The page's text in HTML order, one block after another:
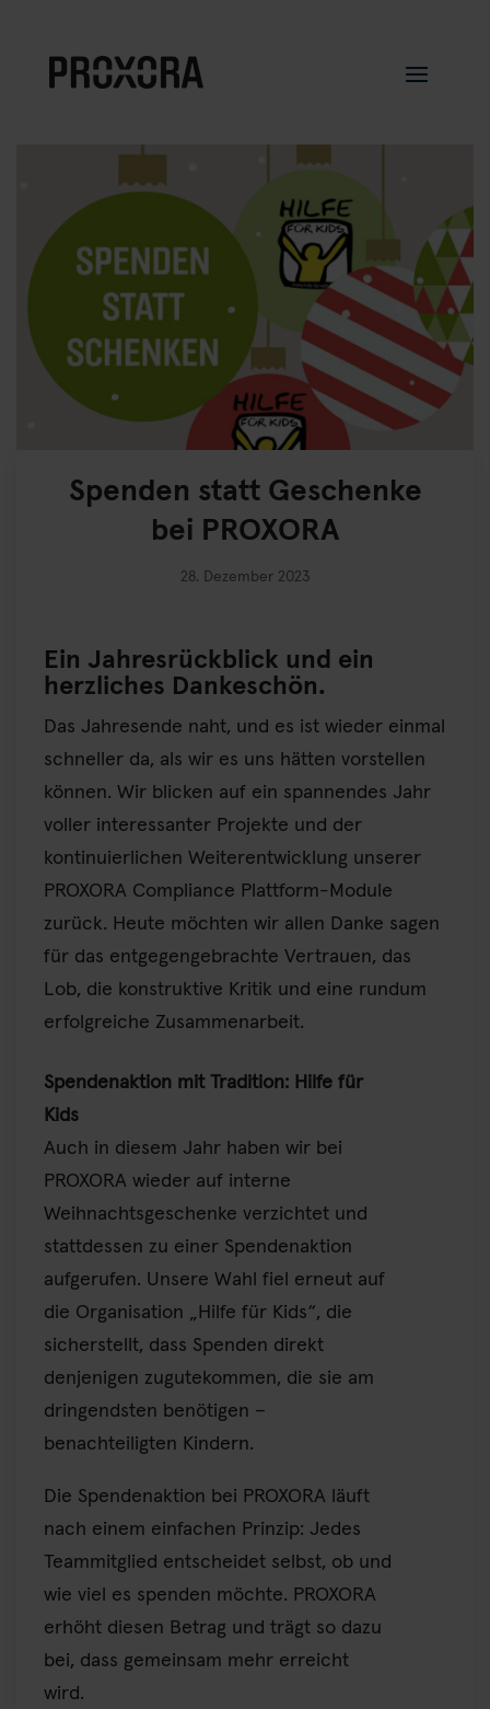
Spenden statt Geschenke
bei PROXORA
28. Dezember 2023
Ein Jahresrückblick und ein
herzliches Dankeschön.
Das Jahresende naht, und es ist wieder einmal
schneller da, als wir es uns hätten vorstellen
können. Wir blicken auf ein spannendes Jahr
voller interessanter Projekte und der
kontinuierlichen Weiterentwicklung unserer
PROXORA Compliance Plattform-Module
zurück. Heute möchten wir allen Danke sagen
für das entgegengebrachte Vertrauen, das
Lob, die konstruktive Kritik und eine rundum
erfolgreiche Zusammenarbeit.
Spendenaktion mit Tradition: Hilfe für
Kids
Auch in diesem Jahr haben wir bei
PROXORA wieder auf interne
Weihnachtsgeschenke verzichtet und
stattdessen zu einer Spendenaktion
aufgerufen. Unsere Wahl fiel erneut auf
die Organisation „Hilfe für Kids“, die
sicherstellt, dass Spenden direkt
denjenigen zugutekommen, die sie am
dringendsten benötigen –
benachteiligten Kindern.
Die Spendenaktion bei PROXORA läuft
nach einem einfachen Prinzip: Jedes
Teammitglied entscheidet selbst, ob und
wie viel es spenden möchte. PROXORA
erhöht diesen Betrag und trägt so dazu
bei, dass gemeinsam mehr erreicht
wird.